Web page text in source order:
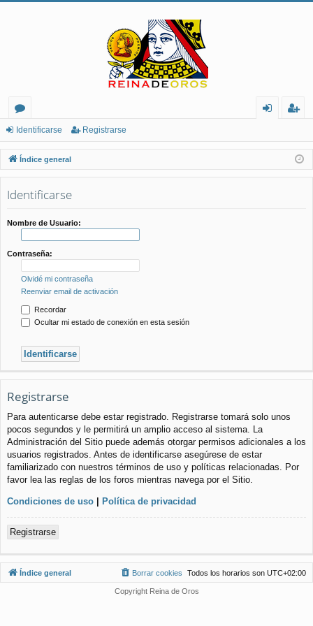
or
os
nt
ifi
ist
ra
Identificarse Registrarse
Índice general
Identificarse
Nombre de Usuario:
Contraseña:
Olvidé mi contraseña
Reenviar email de activación
Recordar
Ocultar mi estado de conexión en esta sesión
Registrarse
Para autenticarse debe estar registrado. Registrarse tomará solo unos
pocos segundos y le permitirá un amplio acceso al sistema. La
Administración del Sitio puede además otorgar permisos adicionales a los
usuarios registrados. Antes de identificarse asegúrese de estar
familiarizado con nuestros términos de uso y políticas relacionadas. Por
favor lea las reglas de los foros mientras navega por el Sitio.
Condiciones de uso | Política de privacidad
Registrarse
Índice general Todos los horarios son UTC+02:00
Borrar cookies
Copyright Reina de Oros